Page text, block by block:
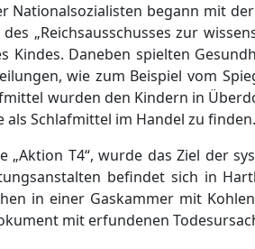
Nationalsozialisten begann mit
„Reichsausschusses zur
Kindes. Daneben spielten
wie zum Beispiel vom
wurden den Kindern in
als Schlafmittel im Handel zu finden.
„Aktion T4“, wurde das Ziel der
befindet sich in
in einer Gaskammer mit
mit erfundenen